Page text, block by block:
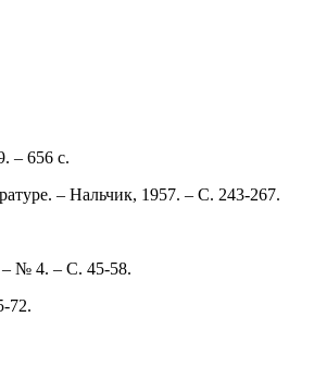
‒ 656 с.
‒ Нальчик, 1957. ‒ С. 243-267.
№ 4. ‒ С. 45-58.
72.